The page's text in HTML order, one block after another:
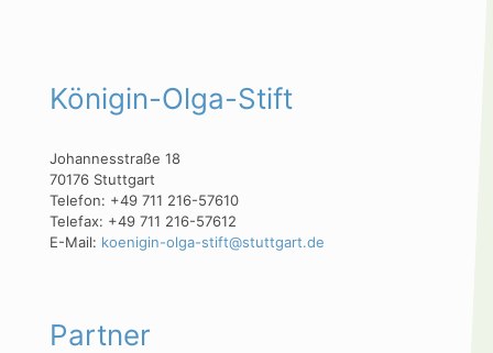
Königin-Olga-Stift
Johannesstraße 18
70176 Stuttgart
Telefon: +49 711 216-57610
Telefax: +49 711 216-57612
E-Mail: koenigin-olga-stift@stuttgart.de
Partner